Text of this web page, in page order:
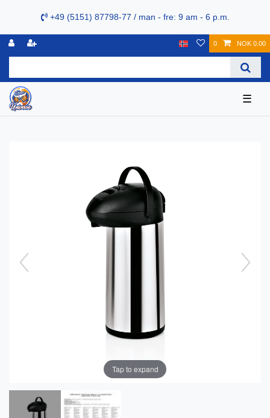
+49 (5151) 87798-77 / man - fre: 9 am - 6 p.m.
0 NOK 0.00
☰
Tap to expand